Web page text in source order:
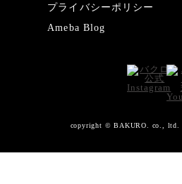
プライバシーポリシー
Ameba Blog
copyright © BAKURO. co., ltd.